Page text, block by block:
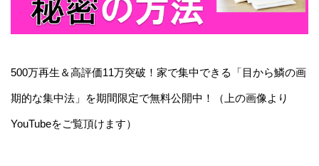
500万再生＆高評価11万突破！家で集中できる「目から鱗の画
期的な集中法」を期間限定で無料公開中！（上の画像より
YouTubeをご覧頂けます）